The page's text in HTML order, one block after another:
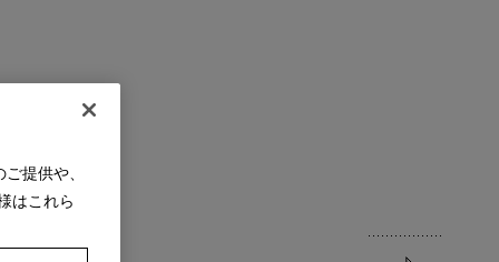
提供や、
はこれら